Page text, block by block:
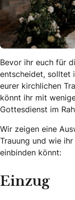
Bevor ihr euch für
entscheidet, solltet
eurer kirchlichen
könnt ihr mit
Gottesdienst im
Wir zeigen eine
Trauung und wie
einbinden könnt:
Einzug